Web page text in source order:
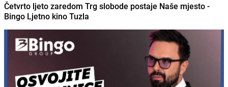
Četvrto ljeto zaredom Trg slobode postaje Naše mjesto -
Bingo Ljetno kino Tuzla